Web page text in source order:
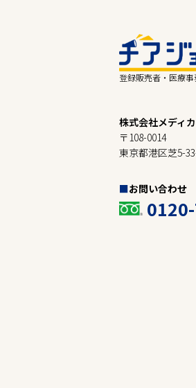
登録販売者・医療
株式会社メディ
〒108-0014
東京都港区芝5-
お問い合わせ